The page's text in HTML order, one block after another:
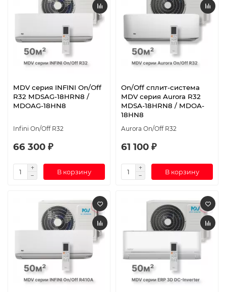
MDV серия INFINI On/Off
R32 MDSAG-18HRN8 /
MDOAG-18HN8
Infini On/Off R32
66 300 ₽
В корзину
On/Off cплит-система
MDV серия Aurora R32
MDSA-18HRN8 / MDOA-
18HN8
Aurora On/Off R32
61 100 ₽
В корзину